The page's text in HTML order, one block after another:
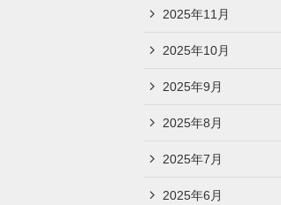
2025年11月
2025年10月
2025年9月
2025年8月
2025年7月
2025年6月